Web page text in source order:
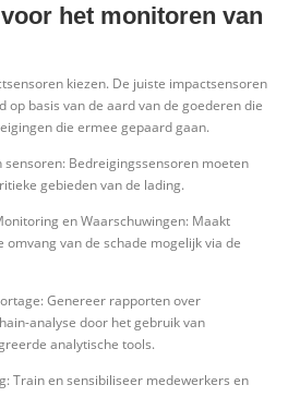
het monitoren van
kiezen. De juiste impactsensoren
op basis van de aard van de goederen die
die ermee gepaard gaan.
Bedreigingssensoren moeten
gebieden van de lading.
en Waarschuwingen: Maakt
van de schade mogelijk via de
Genereer rapporten over
analyse door het gebruik van
analytische tools.
Train en sensibiliseer medewerkers en